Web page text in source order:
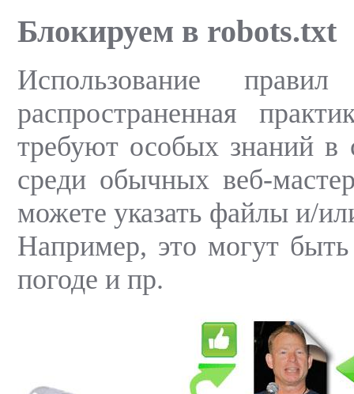
Блокируем в robots.txt
Использование
распространенная
требуют особых знаний в
среди обычных веб-
можете указать файлы и/
Например, это могут быть
погоде и пр.